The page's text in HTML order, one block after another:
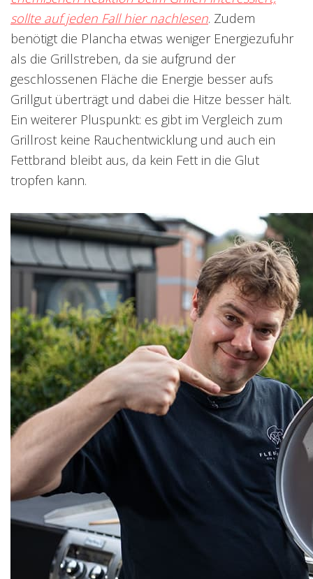
sollte auf jeden Fall hier nachlesen. Zudem
benötigt die Plancha etwas weniger Energiezufuhr
als die Grillstreben, da sie aufgrund der
geschlossenen Fläche die Energie besser aufs
Grillgut überträgt und dabei die Hitze besser hält.
Ein weiterer Pluspunkt: es gibt im Vergleich zum
Grillrost keine Rauchentwicklung und auch ein
Fettbrand bleibt aus, da kein Fett in die Glut
tropfen kann.